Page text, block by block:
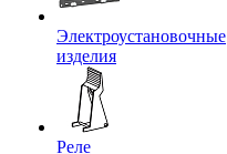
Электроустановочные
изделия
Реле